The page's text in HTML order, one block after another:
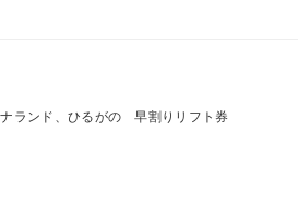
ランド、ひるがの 早割りリフト券